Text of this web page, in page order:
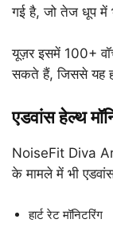
गई है, जो तेज धूप में
यूज़र इसमें 100+
सकते हैं, जिससे यह
एडवांस हेल्थ
NoiseFit Diva
के मामले में भी
हार्ट रेट मॉनिटरिंग